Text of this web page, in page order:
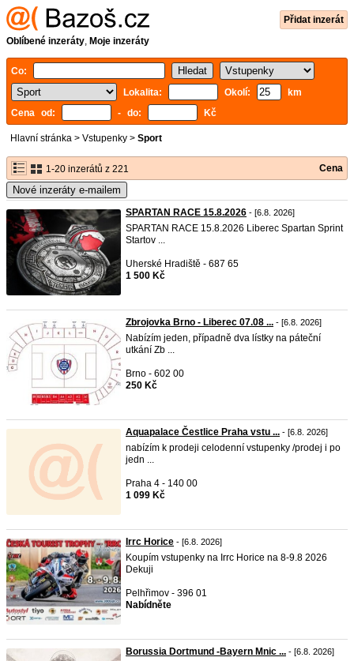
Přidat inzerát
Oblíbené inzeráty, Moje inzeráty
Co:
Lokalita:
Okolí:
km
Cena od:
- do: Kč
Hlavní stránka > Vstupenky > Sport
1-20 inzerátů z 221 Cena
Nové inzeráty e-mailem
SPARTAN RACE 15.8.2026 - [6.8. 2026]
SPARTAN RACE 15.8.2026 Liberec Spartan Sprint
Startov ...
Uherské Hradiště - 687 65
1 500 Kč
Zbrojovka Brno - Liberec 07.08 ... - [6.8. 2026]
Nabízím jeden, případně dva lístky na páteční
utkání Zb ...
Brno - 602 00
250 Kč
Aquapalace Čestlice Praha vstu ... - [6.8. 2026]
nabízím k prodeji celodenní vstupenky /prodej i po
jedn ...
Praha 4 - 140 00
1 099 Kč
Irrc Horice - [6.8. 2026]
Koupím vstupenky na Irrc Horice na 8-9.8 2026
Dekuji
Pelhřimov - 396 01
Nabídněte
Borussia Dortmund -Bayern Mnic ... - [6.8. 2026]